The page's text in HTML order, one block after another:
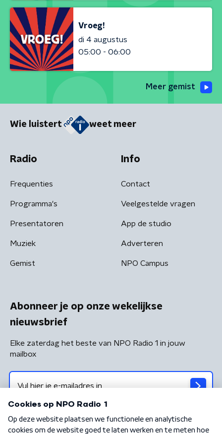
Vroeg!
di 4 augustus
05:00 - 06:00
Meer gemist
Wie luistert weet meer
Radio
Frequenties
Programma's
Presentatoren
Muziek
Gemist
Info
Contact
Veelgestelde vragen
App de studio
Adverteren
NPO Campus
Abonneer je op onze wekelijkse
nieuwsbrief
Elke zaterdag het beste van NPO Radio 1 in jouw
mailbox